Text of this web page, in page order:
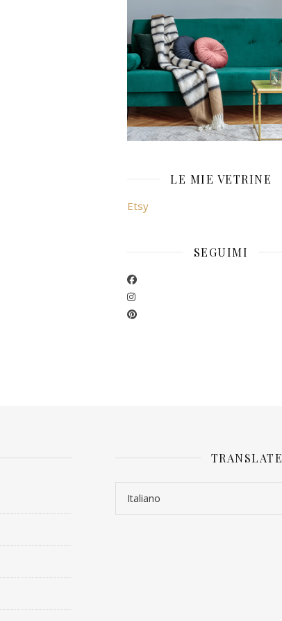
LE MIE VETRINE
Etsy
SEGUIMI
TRANSLATE